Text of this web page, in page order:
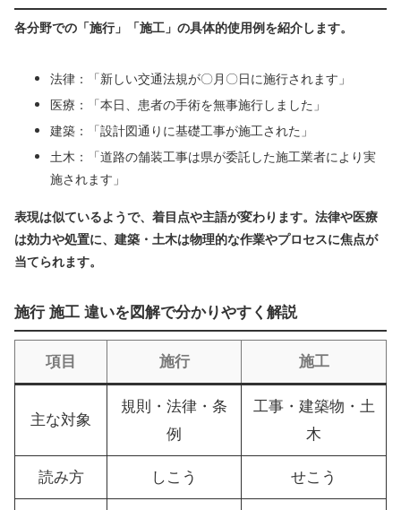
各分野での「施行」「施工」の具体的使用例を紹介します。
法律：「新しい交通法規が〇月〇日に施行されます」
医療：「本日、患者の手術を無事施行しました」
建築：「設計図通りに基礎工事が施工された」
土木：「道路の舗装工事は県が委託した施工業者により実
施されます」
表現は似ているようで、着目点や主語が変わります。法律や医療
は効力や処置に、建築・土木は物理的な作業やプロセスに焦点が
当てられます。
施行 施工 違いを図解で分かりやすく解説
項目 施行 施工
主な対象
規則・法律・条
例
工事・建築物・土
木
読み方 しこう せこう